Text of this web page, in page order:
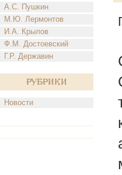
А.С. Пушкин
М.Ю. Лермонтов
И.А. Крылов
Ф.М. Достоевский
Г.Р. Державин
Рубрики
Новости